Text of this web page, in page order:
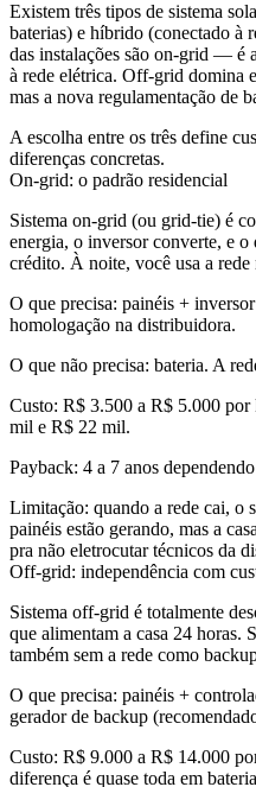
Existem três tipos de sistema
baterias) e híbrido (conectado à
das instalações são on-grid — é
à rede elétrica. Off-grid domina
mas a nova regulamentação de
A escolha entre os três define
diferenças concretas.
On-grid: o padrão residencial
Sistema on-grid (ou grid-tie) é
energia, o inversor converte, e
crédito. À noite, você usa a rede
O que precisa: painéis +
homologação na distribuidora.
O que não precisa: bateria. A
Custo: R$ 3.500 a R$ 5.000
mil e R$ 22 mil.
Payback: 4 a 7 anos
Limitação: quando a rede cai, o
painéis estão gerando, mas a
pra não eletrocutar técnicos da
Off-grid: independência com
Sistema off-grid é totalmente
que alimentam a casa 24 horas.
também sem a rede como
O que precisa: painéis +
gerador de backup
Custo: R$ 9.000 a R$ 14.000
diferença é quase toda em